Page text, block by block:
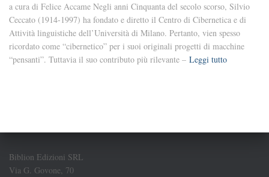
a cura di Felice Accame Negli anni Cinquanta del secolo scorso, Silvio
Ceccato (1914-1997) ha fondato e diretto il Centro di Cibernetica e di
Attività linguistiche dell’Università di Milano. Pertanto, vien spesso
ricordato come “cibernetico” per i suoi originali progetti di macchine
“pensanti”. Tuttavia il suo contributo più rilevante – Leggi tutto
Biblion Edizioni SRL
Via G. Govone, 70